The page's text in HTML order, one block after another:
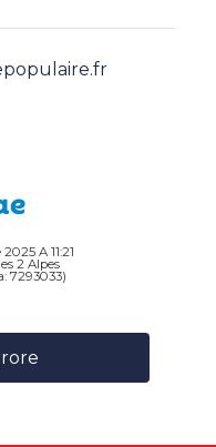
A 11:21
2 Alpes
7293033)